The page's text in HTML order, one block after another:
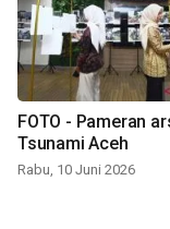
FOTO - Pameran
Tsunami Aceh
Rabu, 10 Juni 2026